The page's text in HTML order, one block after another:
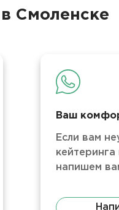
Смоленске
Ваш
Если вам
напишем